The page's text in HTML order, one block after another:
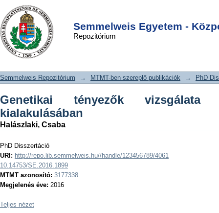
Semmelweis Egyetem -
Repozitórium
Genetikai tényezők vizsgálata a
pajzsmirigyrák kialakulásában
DSpace/Manakin Repository
Semmelweis Repozitórium → MTMT-ben szereplő publikációk → PhD
Genetikai tényezők vizsgálata
kialakulásában
Halászlaki, Csaba
PhD Disszertáció
URI: http://repo.lib.semmelweis.hu//handle/123456789/4061
10.14753/SE.2016.1899
MTMT azonosító: 3177338
Megjelenés éve: 2016
Teljes nézet